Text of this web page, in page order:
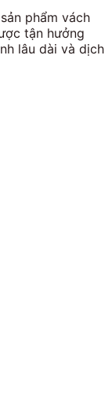
phẩm vách
tận hưởng
lâu dài và dịch